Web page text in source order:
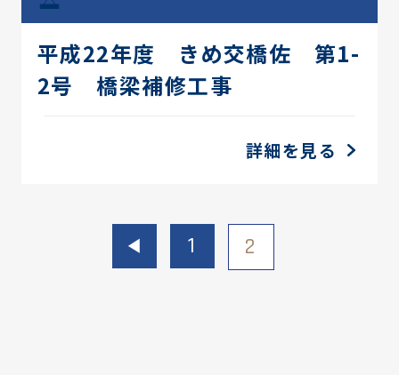
平成22年度 きめ交橋佐 第1-
2号 橋梁補修工事
詳細を見る
◀︎ 1 2